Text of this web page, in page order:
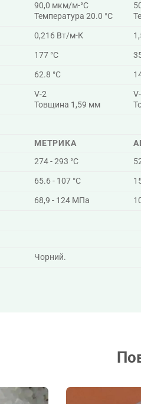
90,0 мкм/м-°C
Температура 20.0 °C
0,216 Вт/м-К
177 °C
62.8 °C
V-2
Товщина 1,59 мм
МЕТРИКА
274 - 293 °C
65.6 - 107 °C
68,9 - 124 МПа
Чорний.